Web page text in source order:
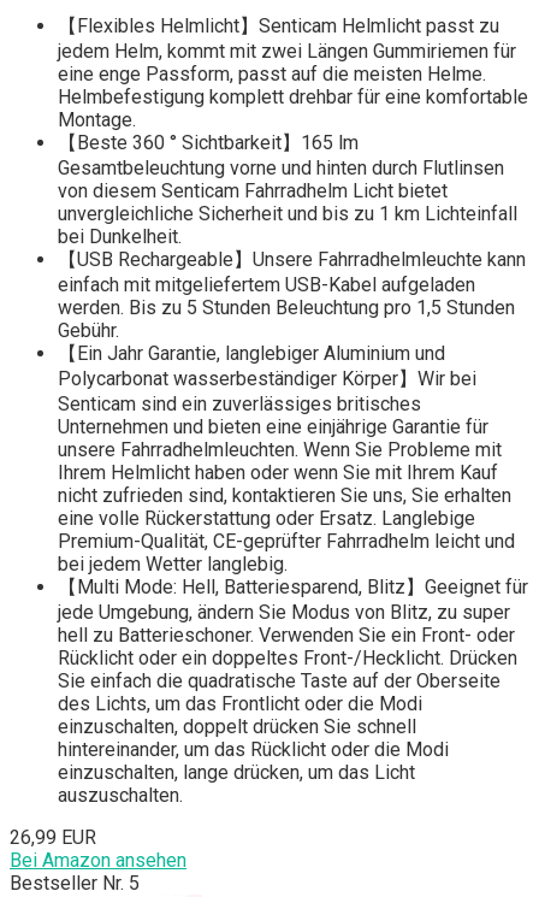
【Flexibles Helmlicht】Senticam Helmlicht passt zu
jedem Helm, kommt mit zwei Längen Gummiriemen für
eine enge Passform, passt auf die meisten Helme.
Helmbefestigung komplett drehbar für eine komfortable
Montage.
【Beste 360 ° Sichtbarkeit】165 lm
Gesamtbeleuchtung vorne und hinten durch Flutlinsen
von diesem Senticam Fahrradhelm Licht bietet
unvergleichliche Sicherheit und bis zu 1 km Lichteinfall
bei Dunkelheit.
【USB Rechargeable】Unsere Fahrradhelmleuchte kann
einfach mit mitgeliefertem USB-Kabel aufgeladen
werden. Bis zu 5 Stunden Beleuchtung pro 1,5 Stunden
Gebühr.
【Ein Jahr Garantie, langlebiger Aluminium und
Polycarbonat wasserbeständiger Körper】Wir bei
Senticam sind ein zuverlässiges britisches
Unternehmen und bieten eine einjährige Garantie für
unsere Fahrradhelmleuchten. Wenn Sie Probleme mit
Ihrem Helmlicht haben oder wenn Sie mit Ihrem Kauf
nicht zufrieden sind, kontaktieren Sie uns, Sie erhalten
eine volle Rückerstattung oder Ersatz. Langlebige
Premium-Qualität, CE-geprüfter Fahrradhelm leicht und
bei jedem Wetter langlebig.
【Multi Mode: Hell, Batteriesparend, Blitz】Geeignet für
jede Umgebung, ändern Sie Modus von Blitz, zu super
hell zu Batterieschoner. Verwenden Sie ein Front- oder
Rücklicht oder ein doppeltes Front-/Hecklicht. Drücken
Sie einfach die quadratische Taste auf der Oberseite
des Lichts, um das Frontlicht oder die Modi
einzuschalten, doppelt drücken Sie schnell
hintereinander, um das Rücklicht oder die Modi
einzuschalten, lange drücken, um das Licht
auszuschalten.
26,99 EUR
Bei Amazon ansehen
Bestseller Nr. 5